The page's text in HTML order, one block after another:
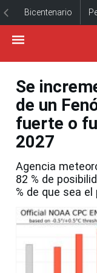
Bicentenario
Se
de un
fuerte o
2027
Agencia
82 % de
% de que sea el